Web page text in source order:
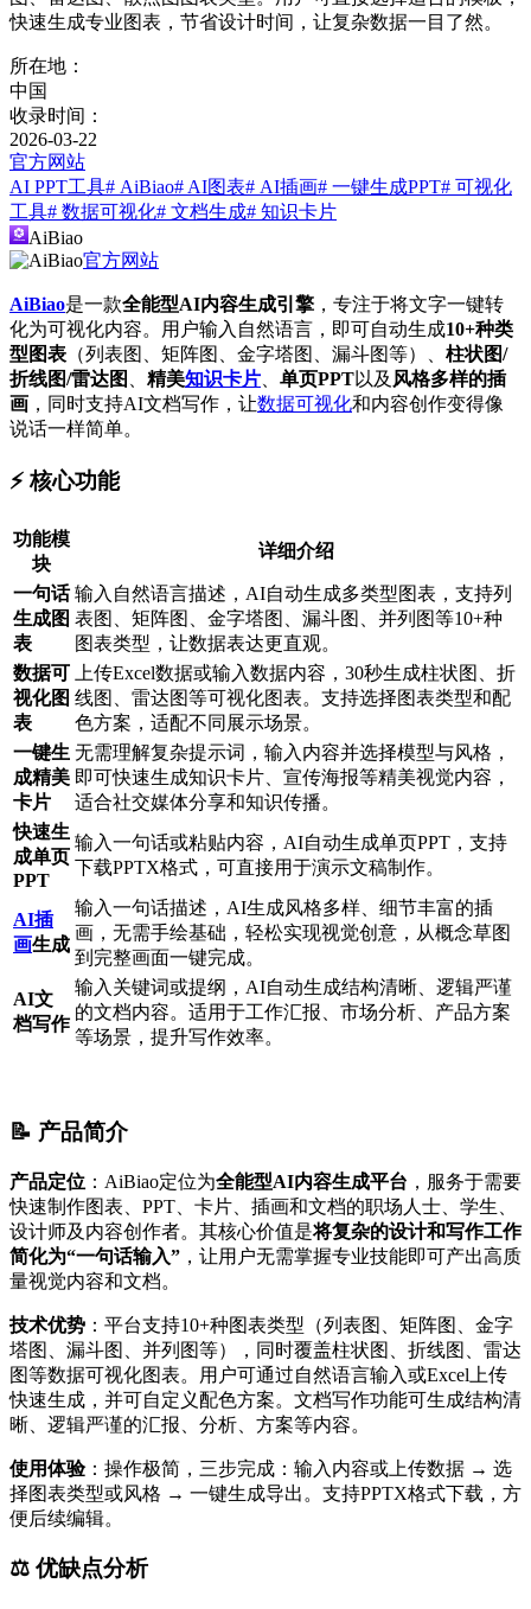
快速生成专业图表，节省设计时间，让复杂数据一目了然。
所在地：
中国
收录时间：
2026-03-22
官方网站
AI PPT工具# AiBiao# AI图表# AI插画# 一键生成PPT# 可视化
工具# 数据可视化# 文档生成# 知识卡片
AiBiao
官方网站
AiBiao是一款全能型AI内容生成引擎 ，专注于将文字一键转
化为可视化内容。用户输入自然语言，即可自动生成10+种类
型图表 （列表图、矩阵图、金字塔图、漏斗图等）、 柱状图/
折线图/雷达图
精美知识卡片 单页PPT以及 风格多样的插
画 ，同时支持AI文档写作，让数据可视化和内容创作变得像
说话一样简单。
⚡️ 核心功能
功能模
块
详细介绍
一句话
生成图
表
输入自然语言描述，AI自动生成多类型图表，支持列
表图、矩阵图、金字塔图、漏斗图、并列图等10+种
图表类型，让数据表达更直观。
数据可
视化图
表
上传Excel数据或输入数据内容，30秒生成柱状图、折
线图、雷达图等可视化图表。支持选择图表类型和配
色方案，适配不同展示场景。
一键生
成精美
卡片
无需理解复杂提示词，输入内容并选择模型与风格，
即可快速生成知识卡片、宣传海报等精美视觉内容，
适合社交媒体分享和知识传播。
快速生
成单页
PPT
输入一句话或粘贴内容，AI自动生成单页PPT，支持
下载PPTX格式，可直接用于演示文稿制作。
AI插
画生成
输入一句话描述，AI生成风格多样、细节丰富的插
画，无需手绘基础，轻松实现视觉创意，从概念草图
到完整画面一键完成。
AI文
档写作
输入关键词或提纲，AI自动生成结构清晰、逻辑严谨
的文档内容。适用于工作汇报、市场分析、产品方案
等场景，提升写作效率。
📝 产品简介
产品定位 ：AiBiao定位为全能型AI内容生成平台 ，服务于需要
快速制作图表、PPT、卡片、插画和文档的职场人士、学生、
设计师及内容创作者。其核心价值是将复杂的设计和写作工作
简化为“一句话输入” ，让用户无需掌握专业技能即可产出高质
量视觉内容和文档。
技术优势 ：平台支持10+种图表类型（列表图、矩阵图、金字
塔图、漏斗图、并列图等），同时覆盖柱状图、折线图、雷达
图等数据可视化图表。用户可通过自然语言输入或Excel上传
快速生成，并可自定义配色方案。文档写作功能可生成结构清
晰、逻辑严谨的汇报、分析、方案等内容。
使用体验：操作极简，三步完成：输入内容或上传数据 → 选
择图表类型或风格 → 一键生成导出。支持PPTX格式下载，方
便后续编辑。
⚖️ 优缺点分析